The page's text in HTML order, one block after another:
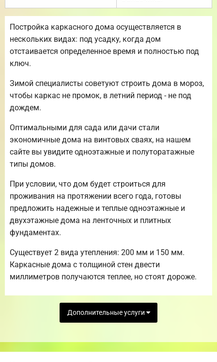
Постройка каркасного дома осуществляется в
нескольких видах: под усадку, когда дом
отстаивается определенное время и полностью под
ключ.
Зимой специалисты советуют строить дома в мороз,
чтобы каркас не промок, в летний период - не под
дождем.
Оптимальными для сада или дачи стали
экономичные дома на винтовых сваях, на нашем
сайте вы увидите одноэтажные и полуторатажные
типы домов.
При условии, что дом будет строиться для
проживания на протяжении всего года, готовы
предложить надежные и теплые одноэтажные и
двухэтажные дома на ленточных и плитных
фундаментах.
Существует 2 вида утепления: 200 мм и 150 мм.
Каркасные дома с толщиной стен двести
миллиметров получаются теплее, но стоят дороже.
Дополнительные услуги